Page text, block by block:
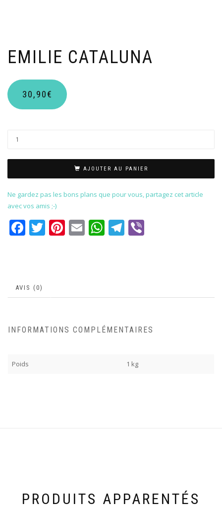
EMILIE CATALUNA
30,90€
AJOUTER AU PANIER
Ne gardez pas les bons plans que pour vous, partagez cet article
avec vos amis ;-)
Facebook
Twitter
Pinterest
EmailWhatsApp
Telegram
AVIS (0)
INFORMATIONS COMPLÉMENTAIRES
Poids 1 kg
PRODUITS APPARENTÉS